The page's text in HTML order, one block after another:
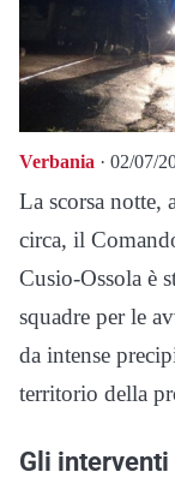
Verbania · 02/07/
La scorsa notte,
circa, il
Cusio-Ossola è
squadre per le
da intense
territorio della
Gli interventi